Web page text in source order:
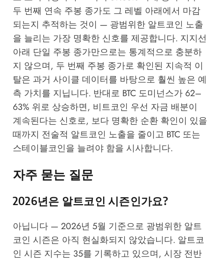
두 번째 연속 주봉 종가도 그 레벨 아래에서 마감
되는지 추적하는 것이 — 광범위한 알트코인 노출
을 늘리는 가장 명확한 신호를 제공합니다. 지지선
아래 단일 주봉 종가만으로는 통계적으로 충분하
지 않으며, 두 번째 주봉 종가로 확인된 지속적 이
탈은 과거 사이클 데이터를 바탕으로 훨씬 높은 예
측 가치를 지닙니다. 반대로 BTC 도미넌스가 62–
63% 위로 상승하면, 비트코인 우선 자금 배분이
계속된다는 신호로, 보다 명확한 순환 확인이 있을
때까지 전술적 알트코인 노출을 줄이고 BTC 또는
스테이블코인을 늘려야 함을 시사합니다.
자주 묻는 질문
2026년은 알트코인 시즌인가요?
아닙니다 — 2026년 5월 기준으로 광범위한 알트
코인 시즌은 아직 현실화되지 않았습니다. 알트코
인 시즌 지수는 35를 기록하고 있으며, 시장 전반